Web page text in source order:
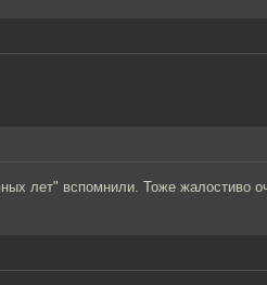
лет" вспомнили. Тоже жалостиво